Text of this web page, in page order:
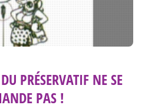
PRÉSERVATIF NE SE
PAS !